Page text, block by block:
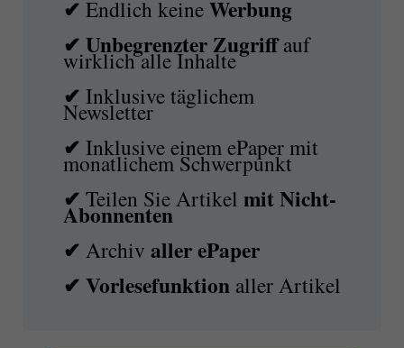
✔Endlich keineWerbung
✔ Unbegrenzter Zugriffauf
wirklich alle Inhalte
✔Inklusive täglichem
Newsletter
✔Inklusive einem ePaper mit
monatlichem Schwerpunkt
✔Teilen Sie ArtikelmitNicht-
Abonnenten
✔Archivaller ePaper
✔Vorlesefunktion aller Artikel